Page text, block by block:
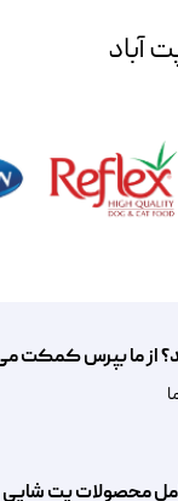
آباد
محصولات پت شاپی
از ما بپرس کمکت